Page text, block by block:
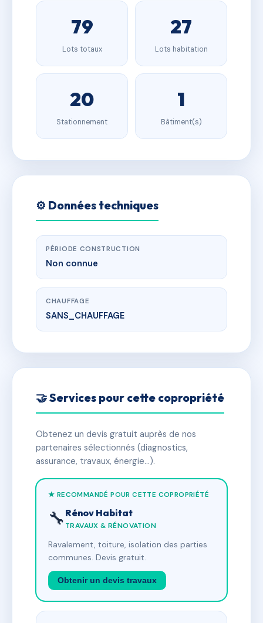
79
Lots totaux
27
Lots habitation
20
Stationnement
1
Bâtiment(s)
⚙️ Données techniques
PÉRIODE CONSTRUCTION
Non connue
CHAUFFAGE
SANS_CHAUFFAGE
🤝 Services pour cette copropriété
Obtenez un devis gratuit auprès de nos
partenaires sélectionnés (diagnostics,
assurance, travaux, énergie…).
★ RECOMMANDÉ POUR CETTE COPROPRIÉTÉ
🔧 Rénov Habitat
TRAVAUX & RÉNOVATION
Ravalement, toiture, isolation des parties
communes. Devis gratuit.
Obtenir un devis travaux